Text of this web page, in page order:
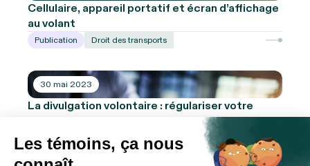
Cellulaire, appareil portatif et écran d’affichage
au volant
Publication Droit des transports
30 mai 2023
La divulgation volontaire : régulariser votre
Publication